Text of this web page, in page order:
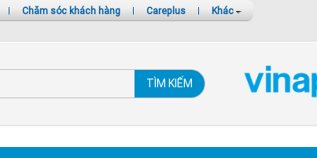
| Chăm sóc khách hàng | Careplus | Khác
TÌM KIẾM